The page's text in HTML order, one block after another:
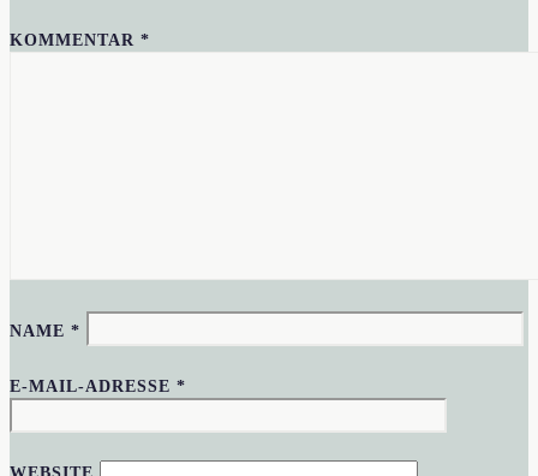
KOMMENTAR*
NAME*
E-MAIL-ADRESSE*